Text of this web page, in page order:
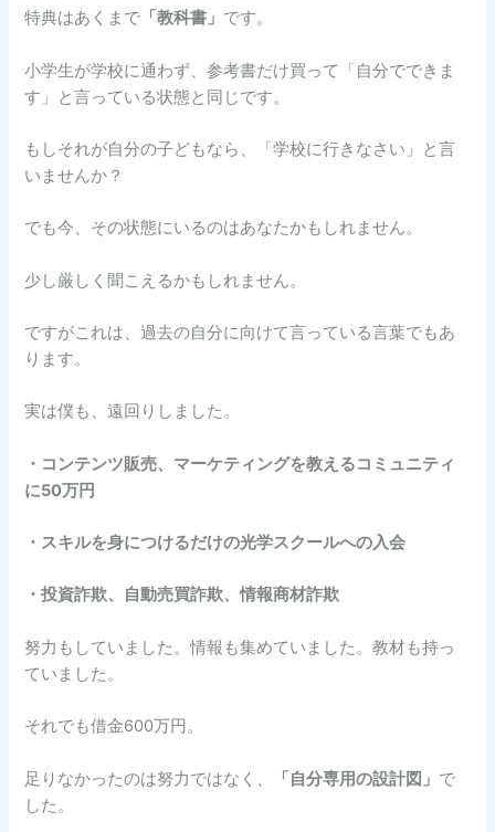
特典はあくまで 「教科書」 です。
小学生が学校に通わず、参考書だけ買って「自分でできま
す」と言っている状態と同じです。
もしそれが自分の子どもなら、「学校に行きなさい」と言
いませんか？
でも今、その状態にいるのはあなたかもしれません。
少し厳しく聞こえるかもしれません。
ですがこれは、過去の自分に向けて言っている言葉でもあ
ります。
実は僕も、遠回りしました。
・コンテンツ販売、マーケティングを教えるコミュニティ
に50万円
・スキルを身につけるだけの光学スクールへの入会
・投資詐欺、自動売買詐欺、情報商材詐欺
努力もしていました。情報も集めていました。教材も持っ
ていました。
それでも借金600万円。
足りなかったのは努力ではなく、 「自分専用の設計図」 で
した。